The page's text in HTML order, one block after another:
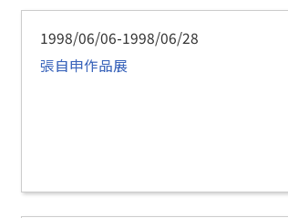
1998/06/06-1998/06/28
張自申作品展